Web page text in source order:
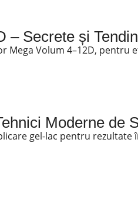
– Secrete și
Mega Volum 4–12D, pentru
Moderne de
gel-lac pentru